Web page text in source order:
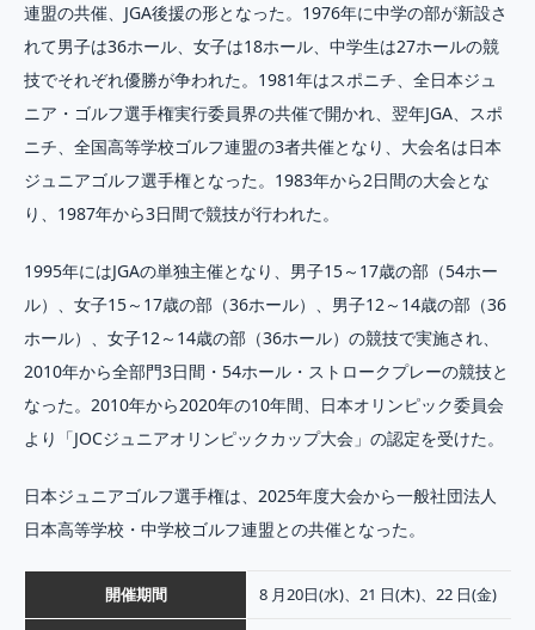
連盟の共催、JGA後援の形となった。1976年に中学の部が新設さ
れて男子は36ホール、女子は18ホール、中学生は27ホールの競
技でそれぞれ優勝が争われた。1981年はスポニチ、全日本ジュ
ニア・ゴルフ選手権実行委員界の共催で開かれ、翌年JGA、スポ
ニチ、全国高等学校ゴルフ連盟の3者共催となり、大会名は日本
ジュニアゴルフ選手権となった。1983年から2日間の大会とな
り、1987年から3日間で競技が行われた。
1995年にはJGAの単独主催となり、男子15～17歳の部（54ホー
ル）、女子15～17歳の部（36ホール）、男子12～14歳の部（36
ホール）、女子12～14歳の部（36ホール）の競技で実施され、
2010年から全部門3日間・54ホール・ストロークプレーの競技と
なった。2010年から2020年の10年間、日本オリンピック委員会
より「JOCジュニアオリンピックカップ大会」の認定を受けた。
日本ジュニアゴルフ選手権は、2025年度大会から一般社団法人
日本高等学校・中学校ゴルフ連盟との共催となった。
開催期間 8 月20日(水)、21 日(木)、22 日(金)